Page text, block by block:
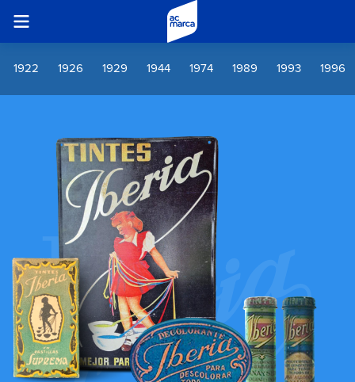
1922 1926 1929 1944 1974 1989 1993 1996